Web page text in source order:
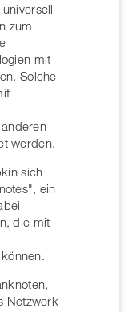
zum
mit
Solche
werden.
sich
ein
die mit
Netzwerk